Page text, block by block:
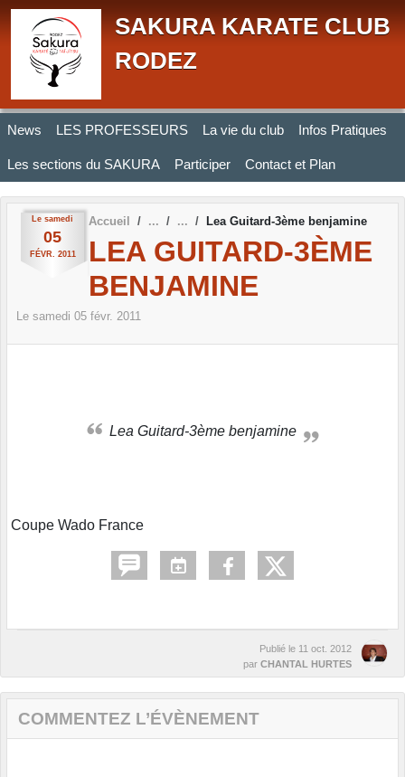
SAKURA KARATE CLUB
RODEZ
News LES PROFESSEURS La vie du club Infos Pratiques
Les sections du SAKURA Participer Contact et Plan
Le samedi
05
FÉVR. 2011
Accueil Lea Guitard-3ème benjamine
LEA GUITARD-3ÈME
BENJAMINE
Le samedi 05 févr. 2011
Lea Guitard-3ème benjamine
Coupe Wado France
Publié le 11 oct. 2012
par CHANTAL HURTES
COMMENTEZ L’ÉVÈNEMENT
Panneau de gestion des cookies